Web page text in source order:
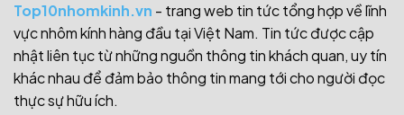
Top10nhomkinh.vn - trang web tin tức tổng hợp về lĩnh
vực nhôm kính hàng đầu tại Việt Nam. Tin tức được cập
nhật liên tục từ những nguồn thông tin khách quan, uy tín
khác nhau để đảm bảo thông tin mang tới cho người đọc
thực sự hữu ích.